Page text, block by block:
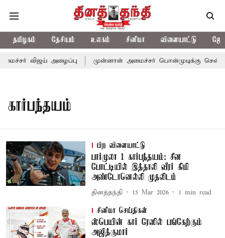
தமிழகம் தேசியம் உலகம் சினிமா விளையாட்டு
விஜய் அழைப்பு முன்னாள் அமைச்சர் பொன்முடிக்கு சென்னை
கார்பந்தயம்
பிற விளையாட்டு
பார்முலா 1 கார்பந்தயம்: சீன
போட்டியில் இத்தாலி வீரர் கிமி
அண்டோனெல்லி முதலிடம்
தினத்தந்தி 15 Mar 2026 1 min read
சினிமா செய்திகள்
ஸ்பெயின் கார் ரேஸில் பங்கேற்கும்
அஜித்குமார்